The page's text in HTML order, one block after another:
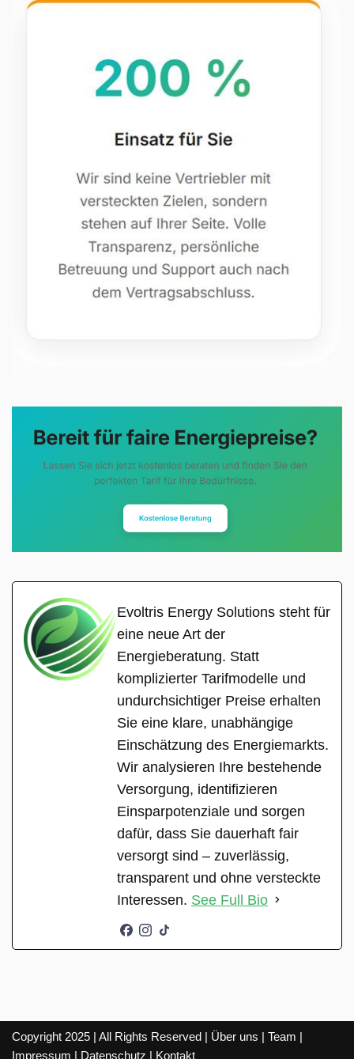
Evoltris Energy Solutions steht für
eine neue Art der
Energieberatung. Statt
komplizierter Tarifmodelle und
undurchsichtiger Preise erhalten
Sie eine klare, unabhängige
Einschätzung des Energiemarkts.
Wir analysieren Ihre bestehende
Versorgung, identifizieren
Einsparpotenziale und sorgen
dafür, dass Sie dauerhaft fair
versorgt sind – zuverlässig,
transparent und ohne versteckte
Interessen. See Full Bio
Copyright 2025 | All Rights Reserved | Über uns | Team |
Impressum | Datenschutz | Kontakt